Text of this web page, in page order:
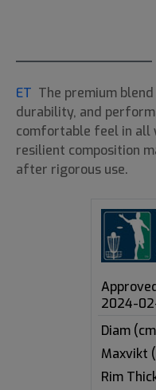
ET The premium
durability, and
comfortable feel in all
resilient composition
after rigorous use.
2024-
Diam
Maxvikt
Rim